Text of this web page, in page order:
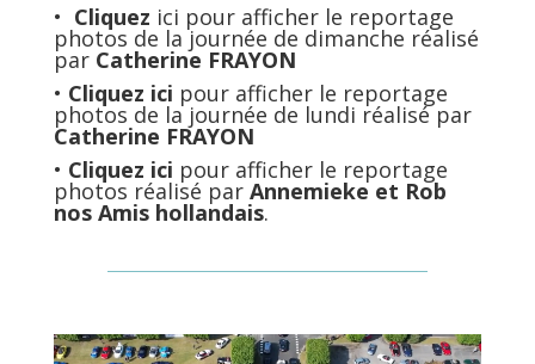
• Cliquez ici pour afficher le reportage
photos de la journée de dimanche réalisé
par Catherine FRAYON
• Cliquez ici pour afficher le reportage
photos de la journée de lundi réalisé par
Catherine FRAYON
• Cliquez ici pour afficher le reportage
photos réalisé par Annemieke et Rob
nos Amis hollandais.